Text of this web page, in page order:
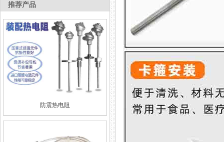
推荐产品
防震热电阻